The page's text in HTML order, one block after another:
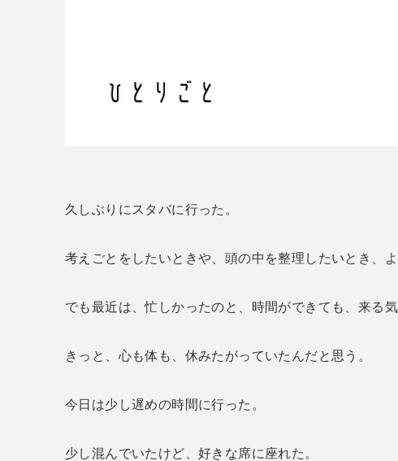
久しぶりにスタバに行った。
考えごとをしたいときや、頭の中を整理したいとき、よ
でも最近は、忙しかったのと、時間ができても、来る気
きっと、心も体も、休みたがっていたんだと思う。
今日は少し遅めの時間に行った。
少し混んでいたけど、好きな席に座れた。